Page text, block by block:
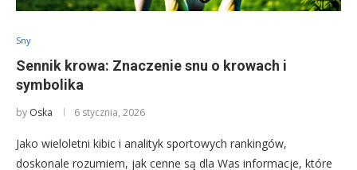
Sny
Sennik krowa: Znaczenie snu o krowach i
symbolika
by Oska 6 stycznia, 2026
Jako wieloletni kibic i analityk sportowych rankingów,
doskonale rozumiem, jak cenne są dla Was informacje, które